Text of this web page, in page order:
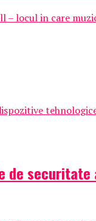
– locul in care
de